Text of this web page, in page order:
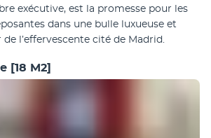
exécutive, est la promesse pour les
dans une bulle luxueuse et
l’effervescente cité de Madrid.
[18 M2]